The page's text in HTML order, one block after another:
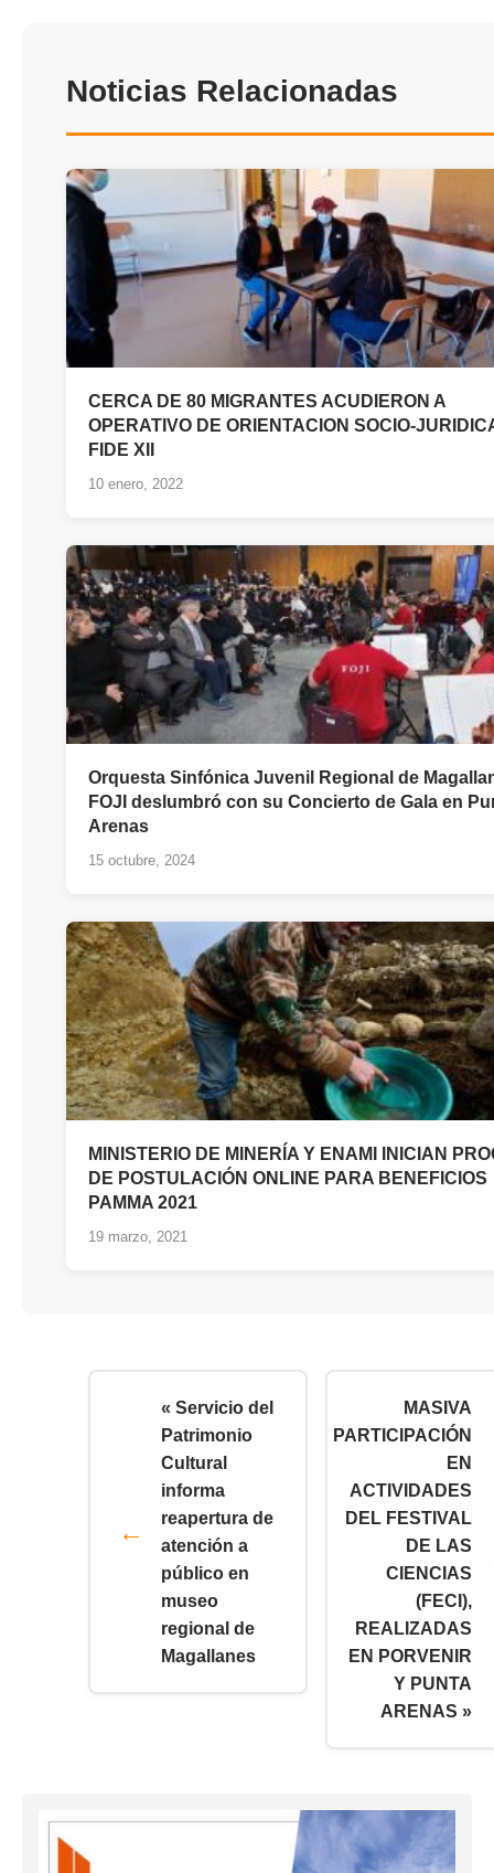
Noticias Relacionadas
CERCA DE 80 MIGRANTES ACUDIERON A
OPERATIVO DE ORIENTACION SOCIO-
FIDE XII
10 enero, 2022
Orquesta Sinfónica Juvenil Regional de
FOJI deslumbró con su Concierto de Gala en
Arenas
15 octubre, 2024
MINISTERIO DE MINERÍA Y ENAMI INICIAN
DE POSTULACIÓN ONLINE PARA BENEFICIOS
PAMMA 2021
19 marzo, 2021
« Servicio del
Patrimonio
Cultural
informa
reapertura de
atención a
público en
museo
regional de
Magallanes
MASIVA
PARTICIPACIÓN
EN
ACTIVIDADES
DEL FESTIVAL
DE LAS
CIENCIAS
(FECI),
REALIZADAS
EN PORVENIR
Y PUNTA
ARENAS »